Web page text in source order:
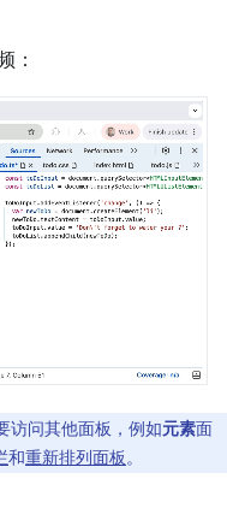
：
访问其他面板，例如元素面
和重新排列面板。